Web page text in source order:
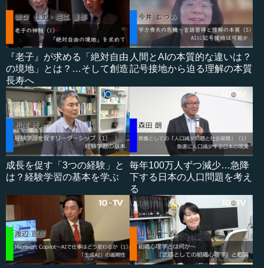
『老子』が求める「絶対自由
の境地」とは？…そして創造
長寿へ
人間とAIの本質的な違いは？
記号接地から迫る理解の本質
成長を促す「3つの経験」と
は？経験学習の基本を学ぶ
毎年100万人ずつ減少…急降
下する日本の人口問題を考え
る